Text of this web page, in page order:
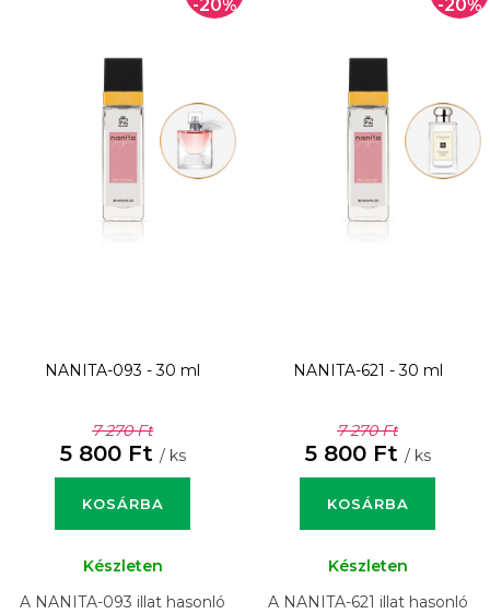
-20%
NANITA-093 - 30 ml
7 270 Ft
5 800 Ft / ks
KOSÁRBA
Készleten
A NANITA-093 illat hasonló
-20%
NANITA-621 - 30 ml
7 270 Ft
5 800 Ft / ks
KOSÁRBA
Készleten
A NANITA-621 illat hasonló